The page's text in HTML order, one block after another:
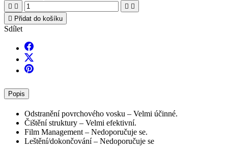
   
 Přidat do košíku
Sdílet
Popis
Odstranění povrchového vosku – Velmi účinné.
Čištění struktury – Velmi efektivní.
Film Management – Nedoporučuje se.
Leštění/dokončování – Nedoporučuje se